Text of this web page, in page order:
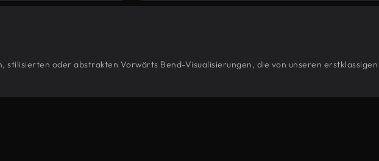
stilisierten oder abstrakten Vorwärts Bend-Visualisierungen, die von unseren